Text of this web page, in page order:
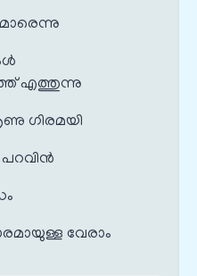
എത്തുന്നു
ഗിരമയി
വേരാം